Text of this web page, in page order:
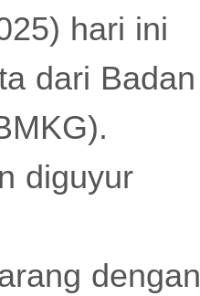
hari ini
dari Badan
diguyur
dengan